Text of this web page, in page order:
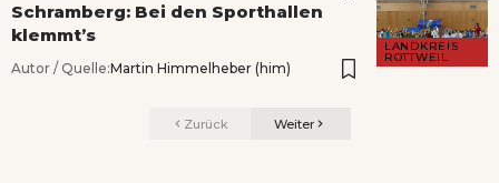
LANDKREIS
ROTTWEIL
Schramberg: Bei den Sporthallen
klemmt’s
Autor / Quelle:Martin Himmelheber (him)
Zurück Weiter